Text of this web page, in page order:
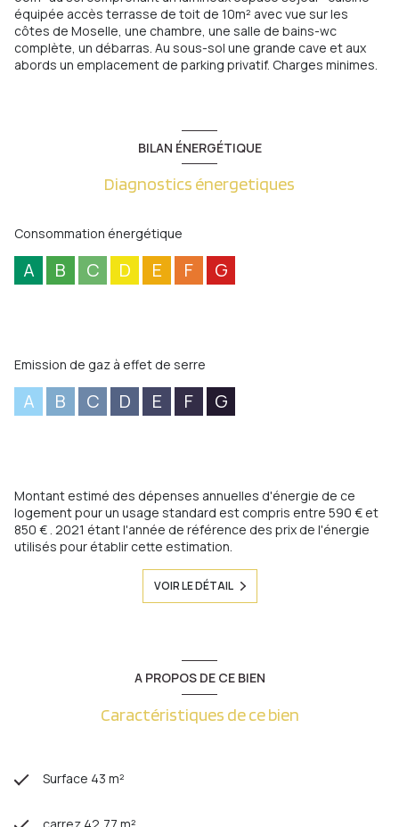
équipée accès terrasse de toit de 10m² avec vue sur les
côtes de Moselle, une chambre, une salle de bains-wc
complète, un débarras. Au sous-sol une grande cave et aux
abords un emplacement de parking privatif. Charges minimes.
BILAN ÉNERGÉTIQUE
Diagnostics énergetiques
Consommation énergétique
A B C D E F G
Emission de gaz à effet de serre
A B C D E F G
Montant estimé des dépenses annuelles d'énergie de ce
logement pour un usage standard est compris entre 590 € et
850 € . 2021 étant l'année de référence des prix de l'énergie
utilisés pour établir cette estimation.
VOIR LE DÉTAIL
A PROPOS DE CE BIEN
Caractéristiques de ce bien
Surface 43 m²
carrez 42,77 m²